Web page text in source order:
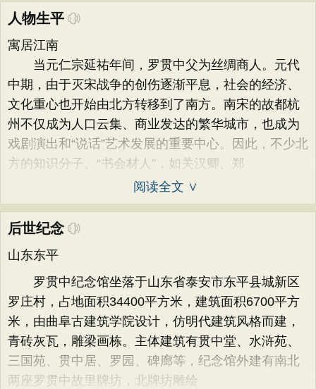
人物生平
寓居江南
当元仁宗延祐年间，罗贯中父为丝绸商人。元代
中期，由于灭宋战争的创伤逐渐平息，社会的经济、
文化重心也开始由北方转移到了南方。南宋的故都杭
州不仅成为人口云集、商业发达的繁华城市，也成为
戏剧演出和“说话”艺术发展的重要中心。因此，不少北
方的知识分子、“书会材人”，如关汉卿、郑
阅读全文 ∨
后世纪念
山东东平
罗贯中纪念馆坐落于山东省泰安市东平县城新区
罗庄村，占地面积34400平方米，建筑面积6700平方
米，由曲阜古建筑学院设计，仿明代建筑风格而建，
青砖灰瓦，雕梁画栋。主体建筑有贯中堂、水浒苑、
三国苑、贯中居、罗园、碑廊等，纪念馆外建有南北
两座罗贯中故里牌坊，北牌坊雕绘